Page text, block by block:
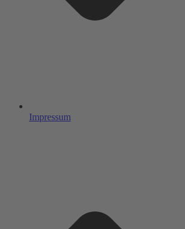
Impressum